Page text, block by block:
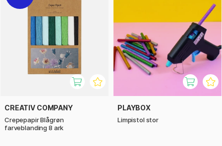
CREATIV COMPANY
Crepepapir Blågrøn
farveblanding 8 ark
PLAYBOX
Limpistol stor